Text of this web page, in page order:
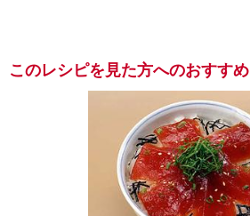
このレシピを見た方へのおすすめ